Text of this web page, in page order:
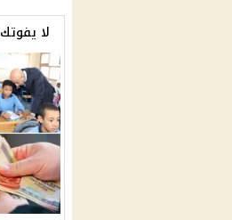
لا يفوتك